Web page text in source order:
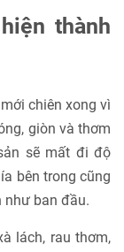
thành
chiên xong vì
giòn và thơm
sẽ mất đi độ
bên trong cũng
như ban đầu.
lách, rau thơm,